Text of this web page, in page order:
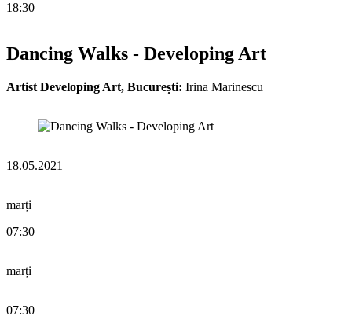
18:30
Dancing Walks - Developing Art
Artist Developing Art, București: Irina Marinescu
18.05.2021
marți
07:30
marți
07:30